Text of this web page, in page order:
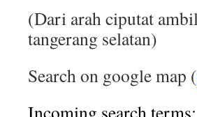
(Dari arah ciputat
tangerang selatan)
Search on google map (
Incoming search terms: